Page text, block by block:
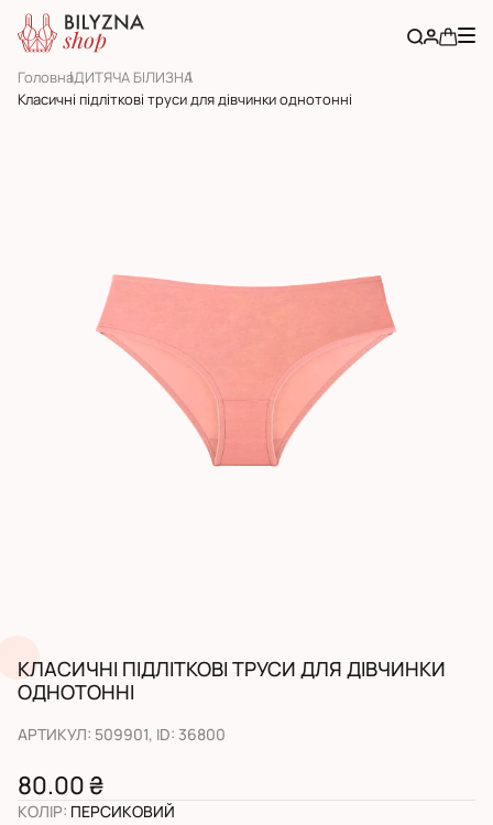
ГоловнаДИТЯЧА БІЛИЗНА
Класичні підліткові труси для дівчинки однотонні
КЛАСИЧНІ ПІДЛІТКОВІ ТРУСИ ДЛЯ ДІВЧИНКИ
ОДНОТОННІ
АРТИКУЛ: 509901, ID: 36800
80.00 ₴
КОЛІР: ПЕРСИКОВИЙ